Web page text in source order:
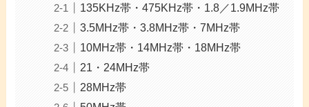
135KHz帯・475KHz帯・1.8／1.9MHz帯
3.5MHz帯・3.8MHz帯・7MHz帯
10MHz帯・14MHz帯・18MHz帯
21・24MHz帯
28MHz帯